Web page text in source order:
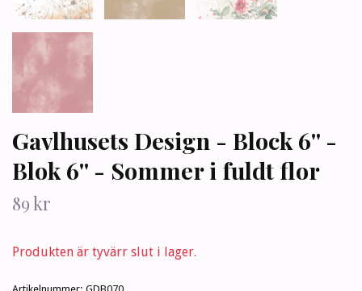
Gavlhusets Design - Block 6'' -
Blok 6'' - Sommer i fuldt flor
89 kr
Produkten är tyvärr slut i lager.